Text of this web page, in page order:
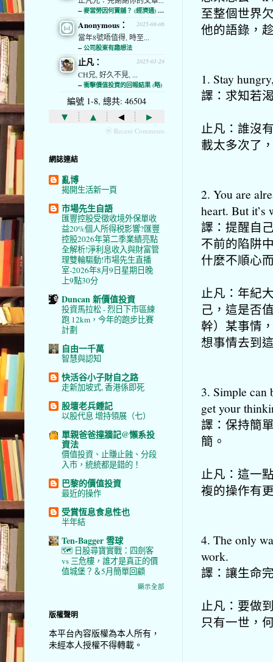
至整個世界
他的語錄，
1. Stay
譯：求知若
止凡：誰沒
載太多次了
2. You are
heart. But it’s
譯：提醒自
不前的陷阱
什麼不順心
止凡：年紀
己，這是否
幹）某事情
想事情去到
3. Simple can
get your
譯：保持簡
簡。
止凡：這一
複的操作有
4. The only
work.
譯：讓生命
止凡：要做
只有一世，
-- 麥當勞因何賣舖？ (經濟通) (略)
2025-08-06
Anonymous：
當年8號唔值得, 時至...
-- 公司股東有趣想法
2025-01-28
止凡：
CH兄, 好久不見, ...
-- 衝擊價值投資的回報結果 (略)
編號 1-8, 總共: 46504
▾ ▴ ◂ ▸
ⓦ Recent Comments
網誌連結
亂博
揭開生活新一頁
市場先生自語
匯豐控股受徵收境外保單收
益20%個人所得税影響?匯豐
控股2026年第二季業績亮點
全解析!淨利息收入與財富管
理雙輪驅動!市場先生直播
室-2026年8月9日星期日晚
上9點30分
Duncan 新價值投資
投資馬拉松 - 烈日下市區練
跑 12km，今年的跑步比賽
計劃
自由一千萬
智慧與認知
快活谷小子財自之路
走新加坡式, 香港係即死
股壇老兵鍾記
以股代息 增持領展（七）
單親爸爸撞牆記@懶系投
資法
價值投資、止賺止蝕、分段
入市，統統都是錯的！
巴黎的價值投資
最近的操作
受賞恆息食息性也
半年結
Ten-Bagger 雪球
🗺️ 日股尋寶實戰：四劍客
vs 三危樓，誰才是真正的價
值城堡？＆5月簡單回顧
顯示全部
版權聲明
本平台內容版權為本人所有，
未經本人授權不得轉載。